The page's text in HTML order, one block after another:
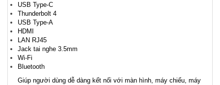
USB Type-C
Thunderbolt 4
USB Type-A
HDMI
LAN RJ45
Jack tai nghe 3.5mm
Wi-Fi
Bluetooth
Giúp người dùng dễ dàng kết nối với màn hình, máy chiếu, máy